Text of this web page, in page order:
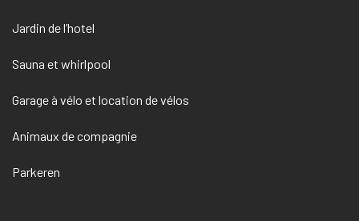
Jardin de l’hotel
Sauna et whirlpool
Garage à vélo et location de vélos
Animaux de compagnie
Parkeren